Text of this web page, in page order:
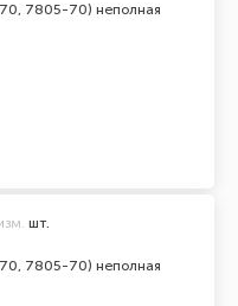
7805-70) неполная
7805-70) неполная
шт.